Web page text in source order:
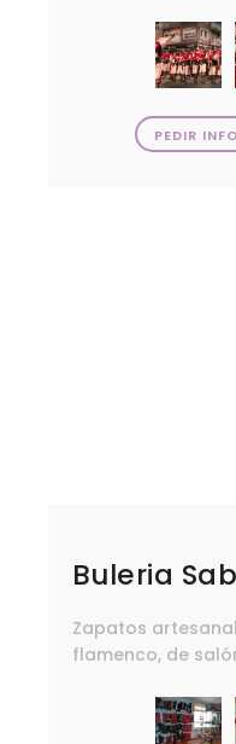
PEDIR
Buleria
Zapatos
flamenco, de